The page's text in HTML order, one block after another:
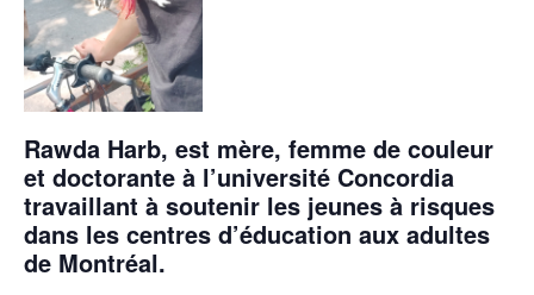
Rawda Harb, est mère, femme de couleur
et doctorante à l’université Concordia
travaillant à soutenir les jeunes à risques
dans les centres d’éducation aux adultes
de Montréal.